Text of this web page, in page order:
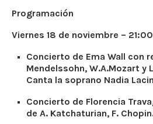
Programación
Viernes 18 de noviembre – 21:00
Concierto de Ema Wall con
Mendelssohn, W.A.Mozart y
Canta la soprano Nadia
Concierto de Florencia
de A. Katchaturian, F.